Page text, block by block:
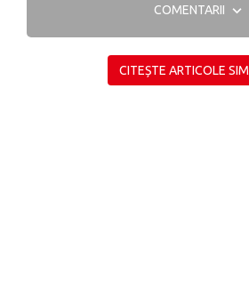
COMENTARII
CITEȘTE ARTICOLE